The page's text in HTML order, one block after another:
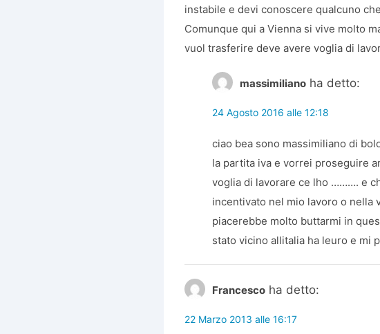
instabile e devi conoscere qualcuno
Comunque qui a Vienna si vive molto
vuol trasferire deve avere voglia di
massimiliano ha detto:
24 Agosto 2016 alle 12:18
ciao bea sono massimiliano di
la partita iva e vorrei proseguire
voglia di lavorare ce lho ………. e
incentivato nel mio lavoro o nella
piacerebbe molto buttarmi in
stato vicino allitalia ha leuro e
Francesco ha detto:
22 Marzo 2013 alle 16:17